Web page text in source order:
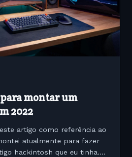
montar um
2022
artigo como referência ao
atualmente para fazer
hackintosh que eu tinha.